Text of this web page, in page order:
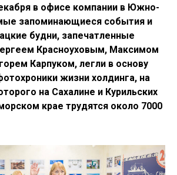
в офисе компании в Южно-
запоминающиеся события и
будни, запечатленные
Красноуховым, Максимом
Карпуком, легли в основу
жизни холдинга, на
на Сахалине и Курильских
крае трудятся около 7000